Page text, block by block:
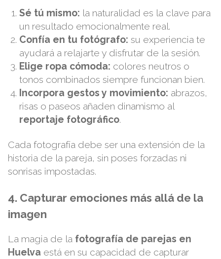
Sé tú mismo: la naturalidad es la clave para
un resultado emocionalmente real.
Confía en tu fotógrafo: su experiencia te
ayudará a relajarte y disfrutar de la sesión.
Elige ropa cómoda: colores neutros o
tonos combinados siempre funcionan bien.
Incorpora gestos y movimiento: abrazos,
risas o paseos añaden dinamismo al
reportaje fotográfico.
Cada fotografía debe ser una extensión de la
historia de la pareja, sin poses forzadas ni
sonrisas impostadas.
4. Capturar emociones más allá de la
imagen
La magia de la fotografía de parejas en
Huelva está en su capacidad de capturar